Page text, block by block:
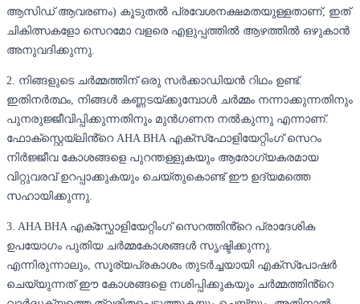
ആസിഡ് ആവരണം) കൂടുതൽ പ്രവേശനക്ഷമതയുള്ളതാണ്, ഇത്
ചികിത്സകളോ സെറമോ വളരെ എളുപ്പത്തിൽ ആഴത്തിൽ ഒഴുകാൻ
അനുവദിക്കുന്നു.
2. നിങ്ങളുടെ ചർമ്മത്തിന് ഒരു സർക്കാഡിയൻ റിഥം ഉണ്ട്.
ഇതിനർത്ഥം, നിങ്ങൾ കണ്ണടയ്ക്കുമ്പോൾ ചർമ്മം നന്നാക്കുന്നതിനും
പുനരുജ്ജീവിപ്പിക്കുന്നതിനും മുൻഗണന നൽകുന്നു എന്നാണ്.
ഫോക്‌സ്റ്റെയ്‌ലിൻ്റെ AHA BHA എക്‌സ്‌ഫോളിയേറ്റിംഗ് സെറം
നിർജ്ജീവ കോശങ്ങളെ പുറന്തള്ളുകയും ആരോഗ്യകരമായ
വിറ്റുവരവ് ഉറപ്പാക്കുകയും ചെയ്തുകൊണ്ട് ഈ ഉദ്യമത്തെ
സഹായിക്കുന്നു.
3. AHA BHA എക്സ്ഫോളിയേറ്റിംഗ് സെറത്തിൻ്റെ പ്രാദേശിക
ഉപയോഗം പുതിയ ചർമ്മകോശങ്ങൾ സൃഷ്ടിക്കുന്നു.
എന്നിരുന്നാലും, സൂര്യപ്രകാശം തുടർച്ചയായി എക്സ്പോഷർ
ചെയ്യുന്നത് ഈ കോശങ്ങളെ നശിപ്പിക്കുകയും ചർമ്മത്തിൻ്റെ